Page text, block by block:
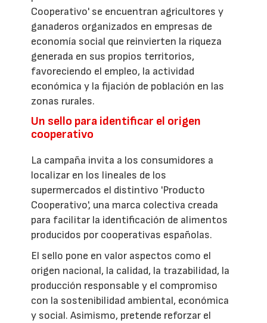
Cooperativo' se encuentran agricultores y
ganaderos organizados en empresas de
economía social que reinvierten la riqueza
generada en sus propios territorios,
favoreciendo el empleo, la actividad
económica y la fijación de población en las
zonas rurales.
Un sello para identificar el origen
cooperativo
La campaña invita a los consumidores a
localizar en los lineales de los
supermercados el distintivo 'Producto
Cooperativo', una marca colectiva creada
para facilitar la identificación de alimentos
producidos por cooperativas españolas.
El sello pone en valor aspectos como el
origen nacional, la calidad, la trazabilidad, la
producción responsable y el compromiso
con la sostenibilidad ambiental, económica
y social. Asimismo, pretende reforzar el